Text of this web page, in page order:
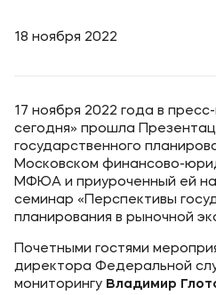
18 ноября 2022
17 ноября 2022 года в
сегодня» прошла
государственного
Московском финансово-
МФЮА и приуроченный ей
семинар «Перспективы
планирования в рыночной
Почетными гостями
директора Федеральной
мониторингу Владимир